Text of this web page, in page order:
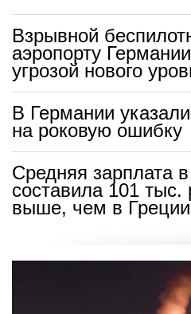
Взрывной
аэропорту
угрозой нового
В Германии
на роковую ошибку
Средняя зарплата
составила 101 тыс.
выше, чем в Греции